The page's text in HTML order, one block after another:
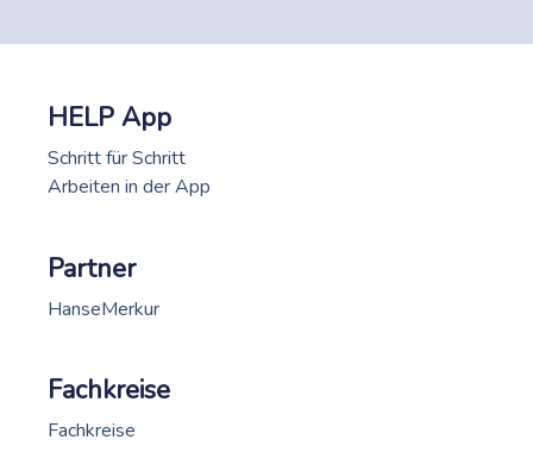
HELP App
Schritt für Schritt
Arbeiten in der App
Partner
HanseMerkur
Fachkreise
Fachkreise